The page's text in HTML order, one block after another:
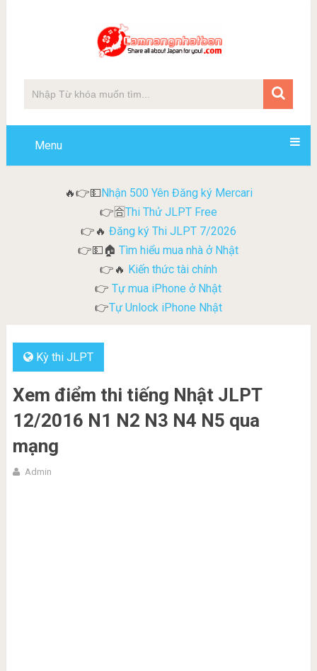
Menu
🔥👉💵Nhận 500 Yên Đăng ký Mercari
👉🈴Thi Thử JLPT Free
👉🔥 Đăng ký Thi JLPT 7/2026
👉💵🏠Tìm hiểu mua nhà ở Nhật
👉🔥 Kiến thức tài chính
👉 Tự mua iPhone ở Nhật
👉Tự Unlock iPhone Nhật
Kỳ thi JLPT
Xem điểm thi tiếng Nhật JLPT
12/2016 N1 N2 N3 N4 N5 qua
mạng
Admin